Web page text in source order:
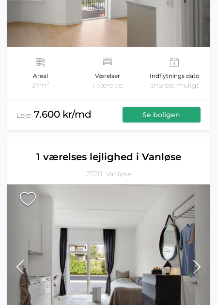
Areal
37m2
Værelser
1 værelse
Indflytnings dato
Snarest muligt
Leje: 7.600 kr/md Se boligen
1 værelses lejlighed i Vanløse
2720, Vanløse